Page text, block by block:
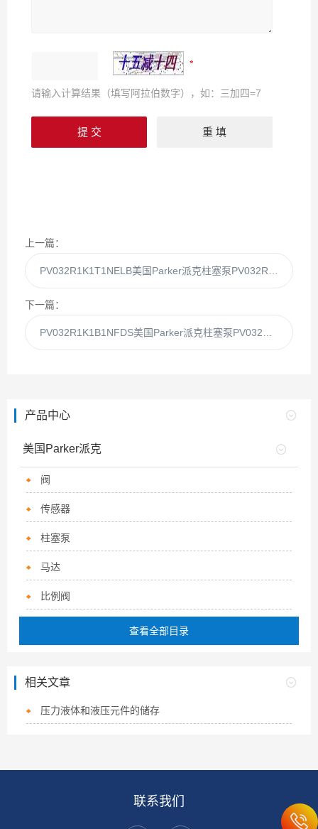
请输入计算结果（填写阿拉伯数字），如：三加四=7
上一篇：
下一篇：
产品中心
美国Parker派克
阀
传感器
柱塞泵
马达
比例阀
查看全部目录
相关文章
压力液体和液压元件的储存
联系我们